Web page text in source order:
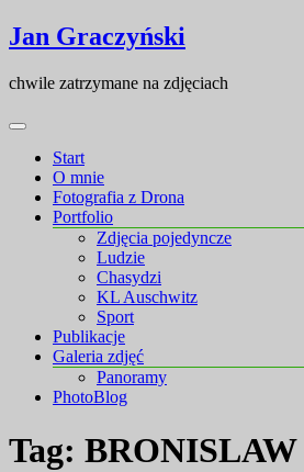
Skip
to
Skip
to
Jan Graczyński
chwile zatrzymane na zdjęciach
Start
O mnie
Fotografia z Drona
Portfolio
Zdjęcia pojedyncze
Ludzie
Chasydzi
KL Auschwitz
Sport
Publikacje
Galeria zdjęć
Panoramy
PhotoBlog
Tag: BRONISLAW